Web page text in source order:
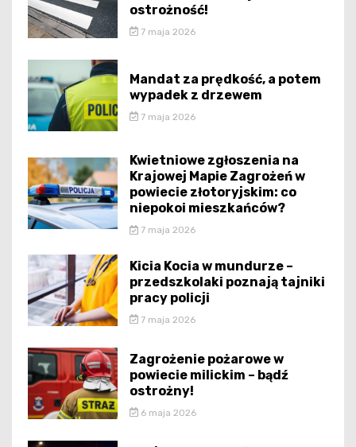
ostrożność!
7 maja 2026
Mandat za prędkość, a potem
wypadek z drzewem
7 maja 2026
Kwietniowe zgłoszenia na
Krajowej Mapie Zagrożeń w
powiecie złotoryjskim: co
niepokoi mieszkańców?
7 maja 2026
Kicia Kocia w mundurze –
przedszkolaki poznają tajniki
pracy policji
7 maja 2026
Zagrożenie pożarowe w
powiecie milickim – bądź
ostrożny!
6 maja 2026